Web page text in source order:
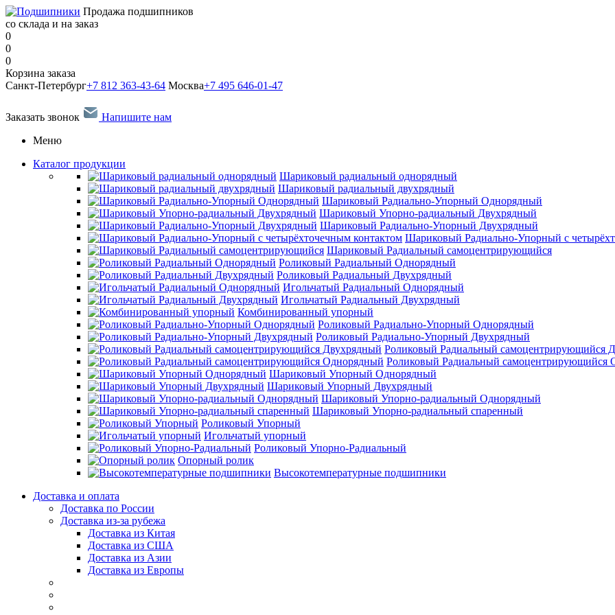
Продажа подшипников
со склада и на заказ
0
0
0
Корзина заказа
Санкт-Петербург+7 812 363-43-64 Москва+7 495 646-01-47
Заказать звонок
Напишите нам
Меню
Каталог продукции
Шариковый радиальный однорядный
Шариковый радиальный двухрядный
Шариковый Радиально-Упорный Однорядный
Шариковый Упорно-радиальный Двухрядный
Шариковый Радиально-Упорный Двухрядный
Шариковый Радиально-Упорный с
Шариковый Радиальный самоцентрирующийся
Роликовый Радиальный Однорядный
Роликовый Радиальный Двухрядный
Игольчатый Радиальный Однорядный
Игольчатый Радиальный Двухрядный
Комбинированный упорный
Роликовый Радиально-Упорный Однорядный
Роликовый Радиально-Упорный Двухрядный
Роликовый Радиальный самоцентрирующийся
Роликовый Радиальный самоцентрирующийся
Шариковый Упорный Однорядный
Шариковый Упорный Двухрядный
Шариковый Упорно-радиальный Однорядный
Шариковый Упорно-радиальный спаренный
Роликовый Упорный
Игольчатый упорный
Роликовый Упорно-Радиальный
Опорный ролик
Высокотемпературные подшипники
Доставка и оплата
Доставка по России
Доставка из-за рубежа
Доставка из Китая
Доставка из США
Доставка из Азии
Доставка из Европы